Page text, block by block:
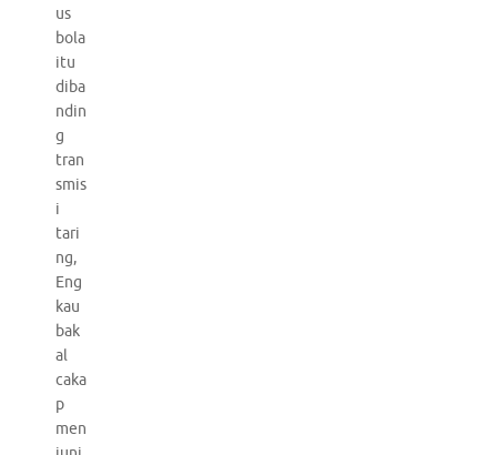
us
bola
itu
diba
ndin
g
tran
smis
i
tari
ng,
Eng
kau
bak
al
caka
p
men